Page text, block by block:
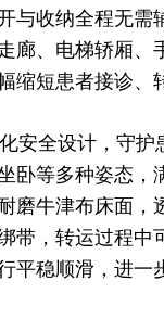
与收纳全程无需
廊、电梯轿厢
缩短患者接诊、
安全设计，守护
卧等多种姿态，
磨牛津布床面，
带，转运过程中
平稳顺滑，进一